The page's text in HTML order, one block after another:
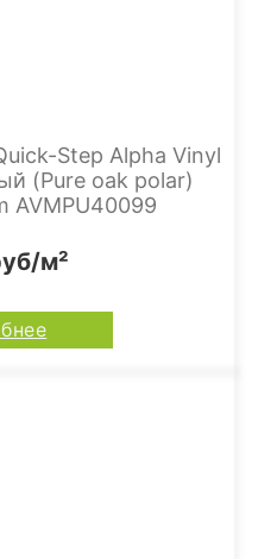
Step Alpha Vinyl
(Pure oak polar)
AVMPU40099
м²